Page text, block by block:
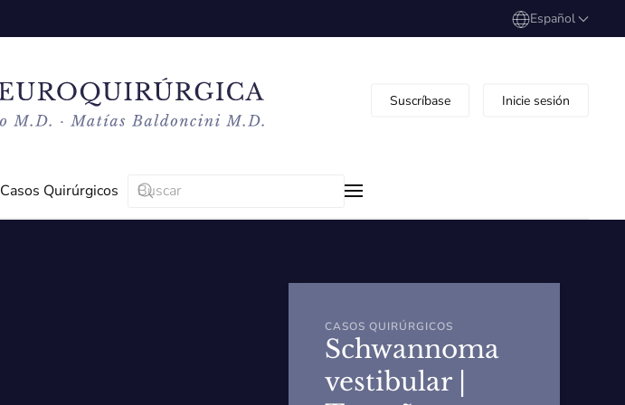
Español
Suscríbase Inicie sesión
Casos Quirúrgicos
CASOS QUIRÚRGICOS
Schwannoma
vestibular |